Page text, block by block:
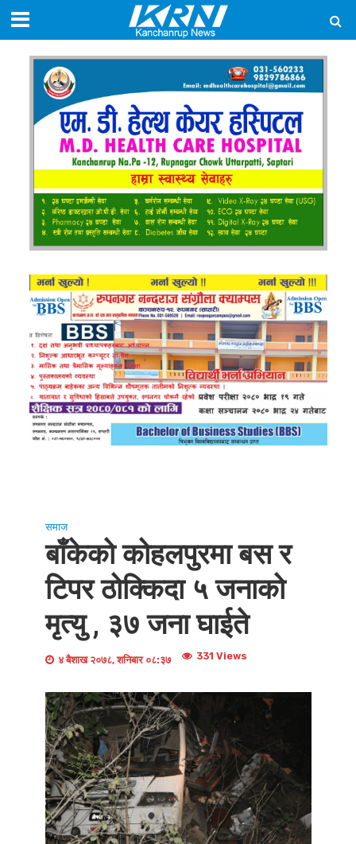
समाज
बाँकेको कोहलपुरमा बस र
टिपर ठोक्किदा ५ जनाको
मृत्यु , ३७ जना घाईते
४ बैशाख २०७८, शनिबार ०८:३७ 331 Views